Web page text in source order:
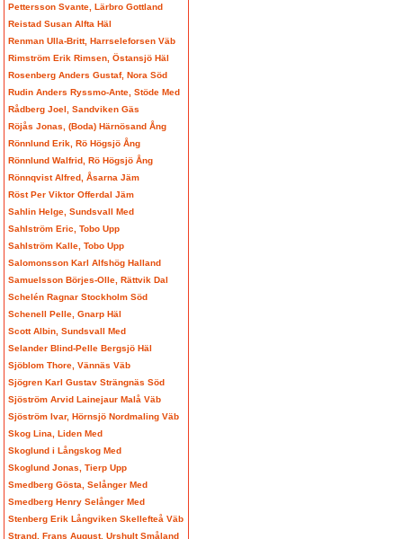
Pettersson Svante, Lärbro Gottland
Reistad Susan Alfta Häl
Renman Ulla-Britt, Harrseleforsen Väb
Rimström Erik Rimsen, Östansjö Häl
Rosenberg Anders Gustaf, Nora Söd
Rudin Anders Ryssmo-Ante, Stöde Med
Rådberg Joel, Sandviken Gäs
Röjås Jonas, (Boda) Härnösand Ång
Rönnlund Erik, Rö Högsjö Ång
Rönnlund Walfrid, Rö Högsjö Ång
Rönnqvist Alfred, Åsarna Jäm
Röst Per Viktor Offerdal Jäm
Sahlin Helge, Sundsvall Med
Sahlström Eric, Tobo Upp
Sahlström Kalle, Tobo Upp
Salomonsson Karl Alfshög Halland
Samuelsson Börjes-Olle, Rättvik Dal
Schelén Ragnar Stockholm Söd
Schenell Pelle, Gnarp Häl
Scott Albin, Sundsvall Med
Selander Blind-Pelle Bergsjö Häl
Sjöblom Thore, Vännäs Väb
Sjögren Karl Gustav Strängnäs Söd
Sjöström Arvid Lainejaur Malå Väb
Sjöström Ivar, Hörnsjö Nordmaling Väb
Skog Lina, Liden Med
Skoglund i Långskog Med
Skoglund Jonas, Tierp Upp
Smedberg Gösta, Selånger Med
Smedberg Henry Selånger Med
Stenberg Erik Långviken Skellefteå Väb
Strand, Frans August, Urshult Småland